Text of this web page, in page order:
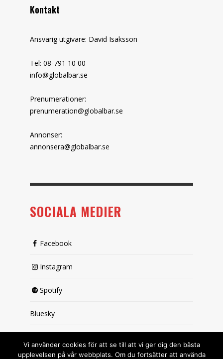
Kontakt
Ansvarig utgivare: David Isaksson
Tel: 08-791 10 00
info@globalbar.se
Prenumerationer:
prenumeration@globalbar.se
Annonser:
annonsera@globalbar.se
SOCIALA MEDIER
Facebook
Instagram
Spotify
Bluesky
Vi använder cookies för att se till att vi ger dig den bästa
upplevelsen på vår webbplats. Om du fortsätter att använda